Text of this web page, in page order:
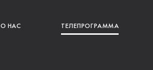
О НАС ТЕЛЕПРОГРАММА